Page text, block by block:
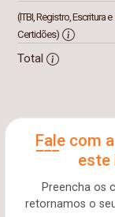
(ITBI, Registro, Escritura e
Certidões)
Total
Fale com
este
Preencha os
retornamos o